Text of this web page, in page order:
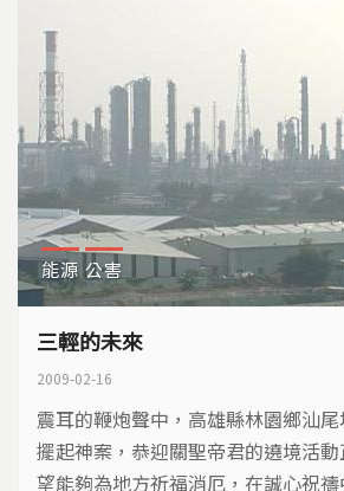
能源 公害
三輕的未來
2009-02-16
震耳的鞭炮聲中，高雄縣林園鄉汕
擺起神案，恭迎關聖帝君的遶境活
望能夠為地方祈福消厄，在誠心祝